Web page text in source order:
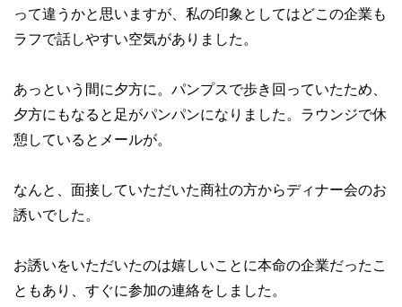
って違うかと思いますが、私の印象としてはどこの企業も
ラフで話しやすい空気がありました。
あっという間に夕方に。パンプスで歩き回っていたため、
夕方にもなると足がパンパンになりました。ラウンジで休
憩しているとメールが。
なんと、面接していただいた商社の方からディナー会のお
誘いでした。
お誘いをいただいたのは嬉しいことに本命の企業だったこ
ともあり、すぐに参加の連絡をしました。